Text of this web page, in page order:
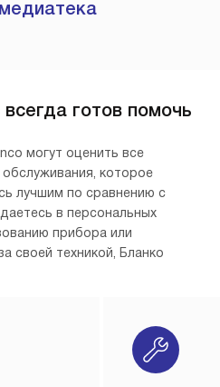
готов помочь
могут оценить все
которое
лучшим по сравнению с
в персональных
прибора или
своей техникой, Бланко